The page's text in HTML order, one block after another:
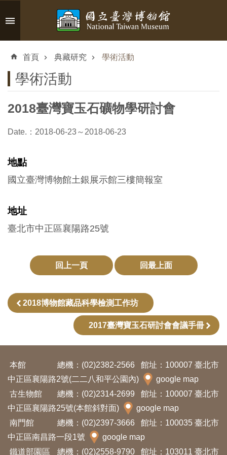
跳到主要內容區塊
搜
識
博
觀
資
資
教
育
活
動
出
版
文
首頁 典藏研究 學術活動
學術活動
2018臺灣寶玉石礦物學研討會
Date.：2018-06-23～2018-06-23
地點
國立臺灣博物館土銀展示館三樓簡報室
地址
臺北市中正區襄陽路25號
回上一頁 回最上面
2018博物館藏品科學檢測工作坊
2017臺灣寶玉石研討會會議手冊
本館 總機：(02)2382-2566
館址：100007 臺北市
中正區襄陽路2號(二二八和平公園內)
google map
古生物館
總機：(02)2314-2699
館址：100007 臺北市
中正區襄陽路25號(本館斜對面)
google map
南門館
總機：(02)2397-3666
館址：100035 臺北市
中正區南昌路一段1號
google map
鐵道部園區
總機：(02)2558-9790 館址：103011 臺北市